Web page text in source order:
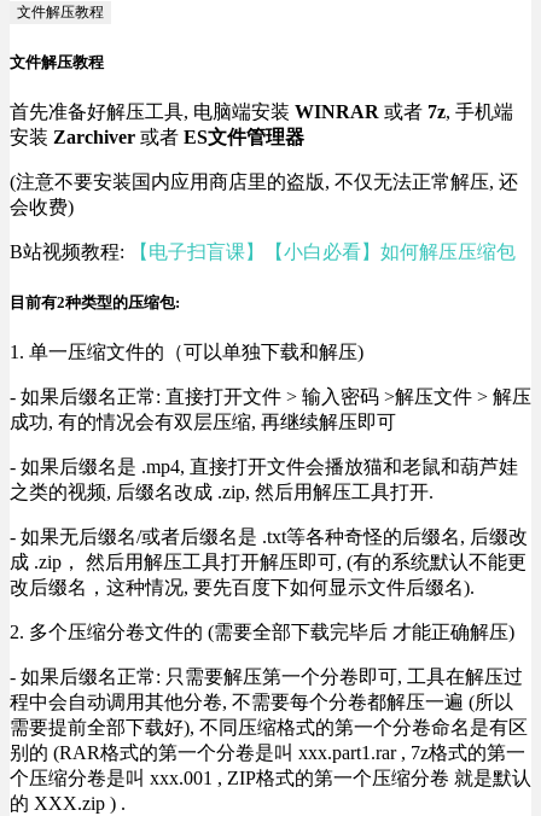
文件解压教程
文件解压教程
首先准备好解压工具, 电脑端安装 WINRAR 或者 7z, 手机端
安装 Zarchiver 或者 ES文件管理器
(注意不要安装国内应用商店里的盗版, 不仅无法正常解压, 还
会收费)
B站视频教程: 【电子扫盲课】【小白必看】如何解压压缩包
目前有2种类型的压缩包:
1. 单一压缩文件的（可以单独下载和解压)
- 如果后缀名正常: 直接打开文件 > 输入密码 >解压文件 > 解压
成功, 有的情况会有双层压缩, 再继续解压即可
- 如果后缀名是 .mp4, 直接打开文件会播放猫和老鼠和葫芦娃
之类的视频, 后缀名改成 .zip, 然后用解压工具打开.
- 如果无后缀名/或者后缀名是 .txt等各种奇怪的后缀名, 后缀改
成 .zip， 然后用解压工具打开解压即可, (有的系统默认不能更
改后缀名，这种情况, 要先百度下如何显示文件后缀名).
2. 多个压缩分卷文件的 (需要全部下载完毕后 才能正确解压)
- 如果后缀名正常: 只需要解压第一个分卷即可, 工具在解压过
程中会自动调用其他分卷, 不需要每个分卷都解压一遍 (所以
需要提前全部下载好), 不同压缩格式的第一个分卷命名是有区
别的 (RAR格式的第一个分卷是叫 xxx.part1.rar , 7z格式的第一
个压缩分卷是叫 xxx.001 , ZIP格式的第一个压缩分卷 就是默认
的 XXX.zip ) .